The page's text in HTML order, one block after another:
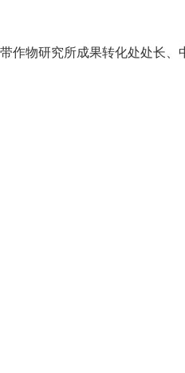
作物研究所成果转化处处长、